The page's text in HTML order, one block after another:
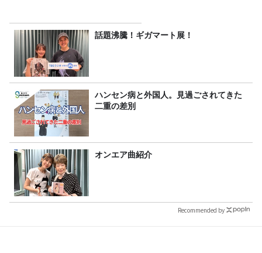
話題沸騰！ギガマート展！
ハンセン病と外国人。見過ごされてきた
二重の差別
オンエア曲紹介
Recommended by